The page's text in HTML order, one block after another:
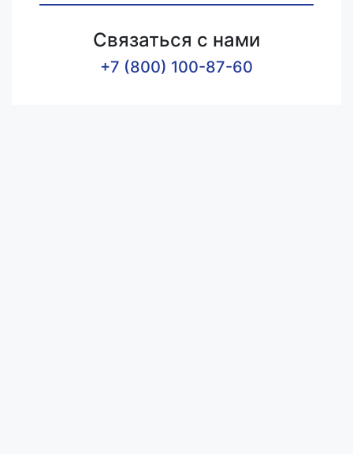
Связаться с нами
+7 (800) 100-87-60